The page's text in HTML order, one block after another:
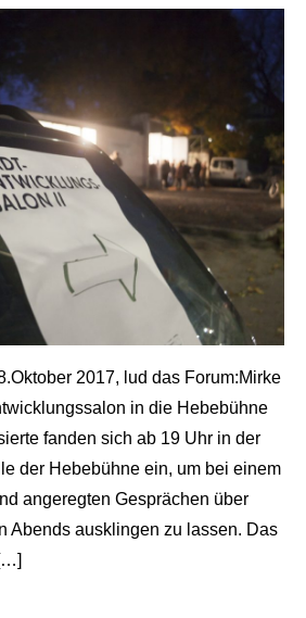
2017, lud das Forum:Mirke
in die Hebebühne
fanden sich ab 19 Uhr in der
der Hebebühne ein, um bei einem
angeregten Gesprächen über
Abends ausklingen zu lassen. Das